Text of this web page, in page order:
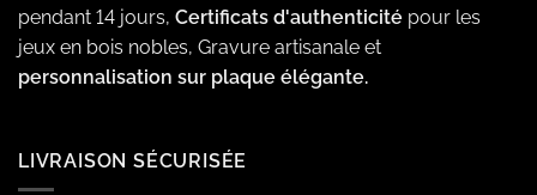
pendant 14 jours, Certificats d'authenticité pour les
jeux en bois nobles, Gravure artisanale et
personnalisation sur plaque élégante.
LIVRAISON SÉCURISÉE